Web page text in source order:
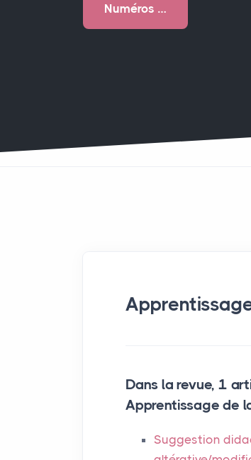
Numéros …
Dans la revue, 1
Apprentissage de
Suggestion